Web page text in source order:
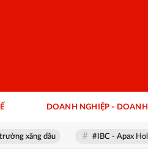
DOANH NGHIỆP -
dầu #IBC - Apax Holdings